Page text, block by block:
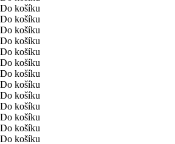
Do košíku
Do košíku
Do košíku
Do košíku
Do košíku
Do košíku
Do košíku
Do košíku
Do košíku
Do košíku
Do košíku
Do košíku
Do košíku